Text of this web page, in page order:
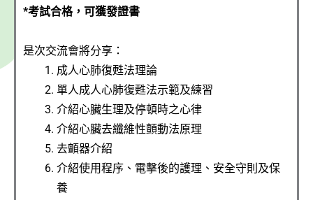
*考試合格，可獲發證書
是次交流會將分享：
成人心肺復甦法理論
單人成人心肺復甦法示範及練習
介紹心臟生理及停頓時之心律
介紹心臟去纖維性顫動法原理
去顫器介紹
介紹使用程序、電擊後的護理、安全守則及保
養